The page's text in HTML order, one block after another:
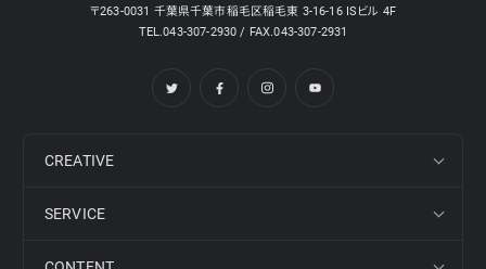
〒263-0031 千葉県千葉市稲毛区稲毛東 3-16-16 ISビル 4F
TEL.043-307-2930 / FAX.043-307-2931
CREATIVE
SERVICE